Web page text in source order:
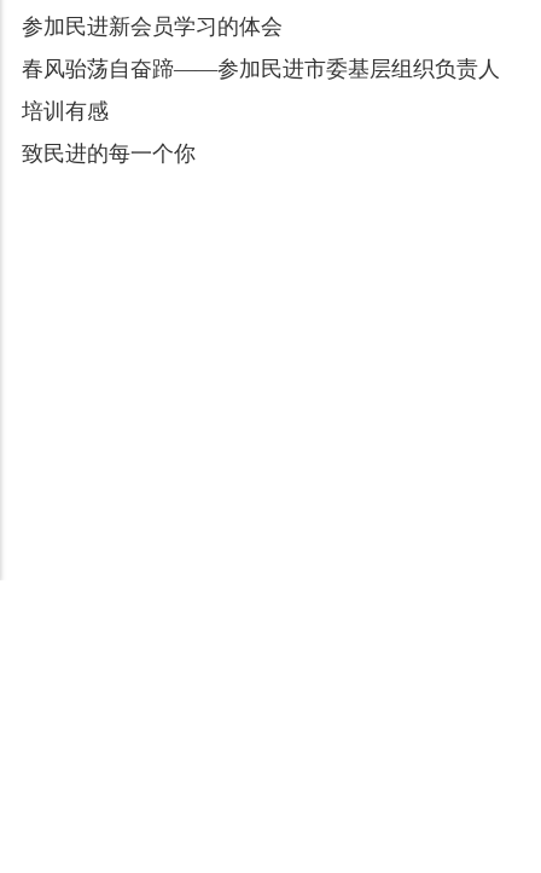
参加民进新会员学习的体会
春风骀荡自奋蹄——参加民进市委基层组织负责人
培训有感
致民进的每一个你